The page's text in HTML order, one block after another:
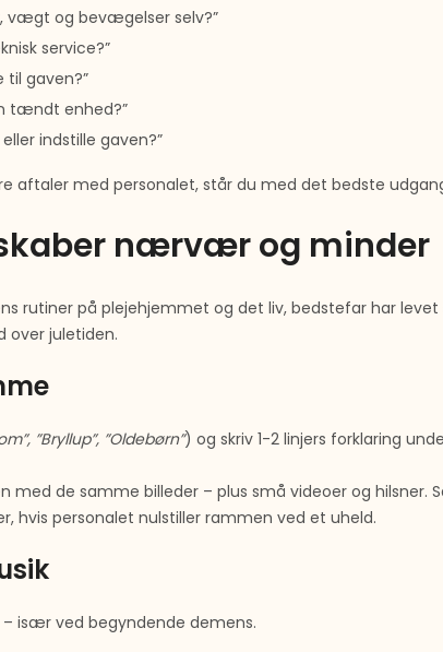
vægt og bevægelser selv?”
service?”
til gaven?”
tændt enhed?”
indstille gaven?”
aftaler med personalet, står du med det bedste
nærvær og minder
rutiner på plejehjemmet og det liv, bedstefar har
juletiden.
”Bryllup”, ”Oldebørn”) og skriv 1-2 linjers forklaring
med de samme billeder – plus små videoer og
hvis personalet nulstiller rammen ved et uheld.
især ved begyndende demens.